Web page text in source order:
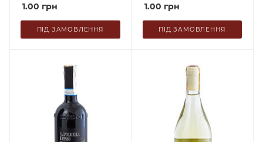
1.00 грн
ПІД ЗАМОВЛЕННЯ
1.00 грн
ПІД ЗАМОВЛЕННЯ